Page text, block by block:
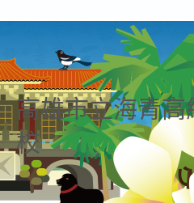
高雄市立海青
校